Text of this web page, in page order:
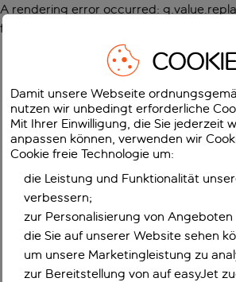
A rendering error occurred:
function
Damit unsere Webseite
nutzen wir unbedingt erforderliche
Mit Ihrer Einwilligung, die Sie jederzeit
anpassen können, verwenden wir
Cookie freie Technologie um:
die Leistung und Funktionalität
verbessern;
zur Personalisierung von
die Sie auf unserer Website sehen
um unsere Marketingleistung zu
zur Bereitstellung von auf easyJet